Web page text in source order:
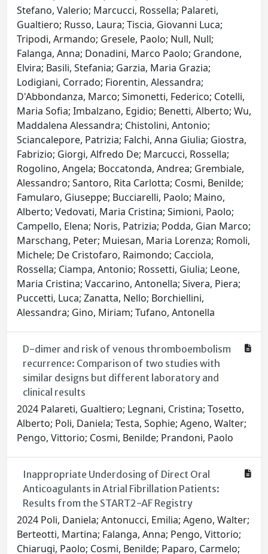
Stefano, Valerio; Marcucci, Rossella; Palareti,
Gualtiero; Russo, Laura; Tiscia, Giovanni Luca;
Tripodi, Armando; Gresele, Paolo; Null, Null;
Falanga, Anna; Donadini, Marco Paolo; Grandone,
Elvira; Basili, Stefania; Garzia, Maria Grazia;
Lodigiani, Corrado; Fiorentin, Alessandra;
D'Abbondanza, Marco; Simonetti, Federico; Cotelli,
Maria Sofia; Imbalzano, Egidio; Benetti, Alberto; Wu,
Maddalena Alessandra; Chistolini, Antonio;
Sciancalepore, Patrizia; Falchi, Anna Giulia; Giostra,
Fabrizio; Giorgi, Alfredo De; Marcucci, Rossella;
Rogolino, Angela; Boccatonda, Andrea; Grembiale,
Alessandro; Santoro, Rita Carlotta; Cosmi, Benilde;
Famularo, Giuseppe; Bucciarelli, Paolo; Maino,
Alberto; Vedovati, Maria Cristina; Simioni, Paolo;
Campello, Elena; Noris, Patrizia; Podda, Gian Marco;
Marschang, Peter; Muiesan, Maria Lorenza; Romoli,
Michele; De Cristofaro, Raimondo; Cacciola,
Rossella; Ciampa, Antonio; Rossetti, Giulia; Leone,
Maria Cristina; Vaccarino, Antonella; Sivera, Piera;
Puccetti, Luca; Zanatta, Nello; Borchiellini,
Alessandra; Gino, Miriam; Tufano, Antonella
D-dimer and risk of venous thromboembolism
recurrence: Comparison of two studies with
similar designs but different laboratory and
clinical results
2024 Palareti, Gualtiero; Legnani, Cristina; Tosetto,
Alberto; Poli, Daniela; Testa, Sophie; Ageno, Walter;
Pengo, Vittorio; Cosmi, Benilde; Prandoni, Paolo
Inappropriate Underdosing of Direct Oral
Anticoagulants in Atrial Fibrillation Patients:
Results from the START2-AF Registry
2024 Poli, Daniela; Antonucci, Emilia; Ageno, Walter;
Berteotti, Martina; Falanga, Anna; Pengo, Vittorio;
Chiarugi, Paolo; Cosmi, Benilde; Paparo, Carmelo;